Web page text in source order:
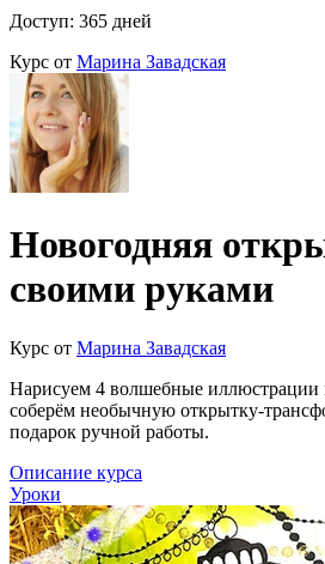
Доступ: 365 дней
Курс от Марина Завадская
Новогодняя
своими руками
Курс от Марина Завадская
Нарисуем 4 волшебные иллюстрации
соберём необычную открытку-
подарок ручной работы.
Описание курса
Уроки